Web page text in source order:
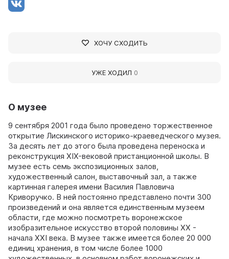
О музее
9 сентября 2001 года было проведено торжественное
открытие Лискинского историко-краеведческого музея.
За десять лет до этого была проведена переноска и
реконструкция XIX-вековой пристанционной школы. В
музее есть семь экспозиционных залов,
художественный салон, выставочный зал, а также
картинная галерея имени Василия Павловича
Криворучко. В ней постоянно представлено почти 300
произведений и она является единственным музеем
области, где можно посмотреть воронежское
изобразительное искусство второй половины XX -
начала XXI века. В музее также имеется более 20 000
единиц хранения, в том числе более 1000
ХОЧУ СХОДИТЬ
УЖЕ ХОДИЛ 0